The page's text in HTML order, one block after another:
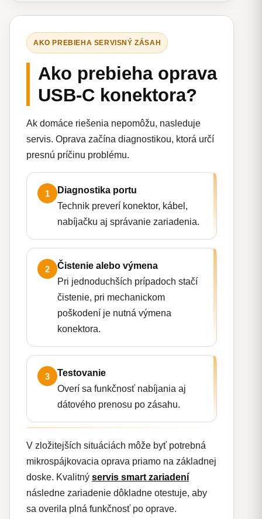
AKO PREBIEHA SERVISNÝ ZÁSAH
Ako prebieha oprava
USB-C konektora?
Ak domáce riešenia nepomôžu, nasleduje
servis. Oprava začína diagnostikou, ktorá určí
presnú príčinu problému.
1
Diagnostika portu
Technik preverí konektor, kábel,
nabíjačku aj správanie zariadenia.
2
Čistenie alebo výmena
Pri jednoduchších prípadoch stačí
čistenie, pri mechanickom
poškodení je nutná výmena
konektora.
3
Testovanie
Overí sa funkčnosť nabíjania aj
dátového prenosu po zásahu.
V zložitejších situáciách môže byť potrebná
mikrospájkovacia oprava priamo na základnej
doske. Kvalitný servis smart zariadení
následne zariadenie dôkladne otestuje, aby
sa overila plná funkčnosť po oprave.